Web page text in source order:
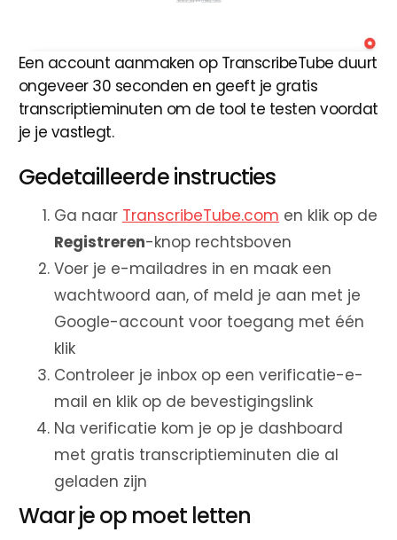
Een account aanmaken op TranscribeTube duurt
ongeveer 30 seconden en geeft je gratis
transcriptieminuten om de tool te testen voordat
je je vastlegt.
Gedetailleerde instructies
Ga naar TranscribeTube.com en klik op de
Registreren-knop rechtsboven
Voer je e-mailadres in en maak een
wachtwoord aan, of meld je aan met je
Google-account voor toegang met één
klik
Controleer je inbox op een verificatie-e-
mail en klik op de bevestigingslink
Na verificatie kom je op je dashboard
met gratis transcriptieminuten die al
geladen zijn
Waar je op moet letten